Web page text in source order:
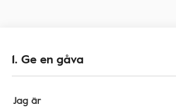
1. Ge en gåva
Jag är